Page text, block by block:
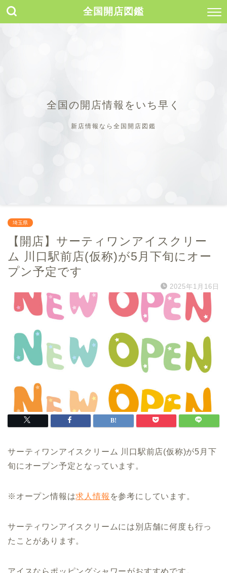
全国開店図鑑
全国の開店情報をいち早く
新店情報なら全国開店図鑑
埼玉県
【開店】サーティワンアイスクリー
ム 川口駅前店(仮称)が5月下旬にオー
プン予定です
2025年1月16日
サーティワンアイスクリーム 川口駅前店(仮称)が5月下
旬にオープン予定となっています。
※オープン情報は求人情報 を参考にしています。
サーティワンアイスクリームには別店舗に何度も行っ
たことがあります。
アイスならポッピングシャワーがおすすめです。